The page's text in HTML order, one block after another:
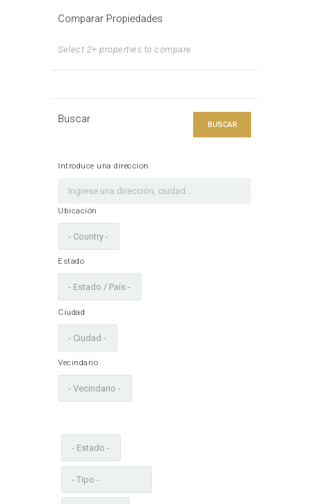
Comparar Propiedades
Select 2+ properties to compare
Buscar
Introduce una direccion
Ubicación
Estado
Ciudad
Vecindario
BUSCAR